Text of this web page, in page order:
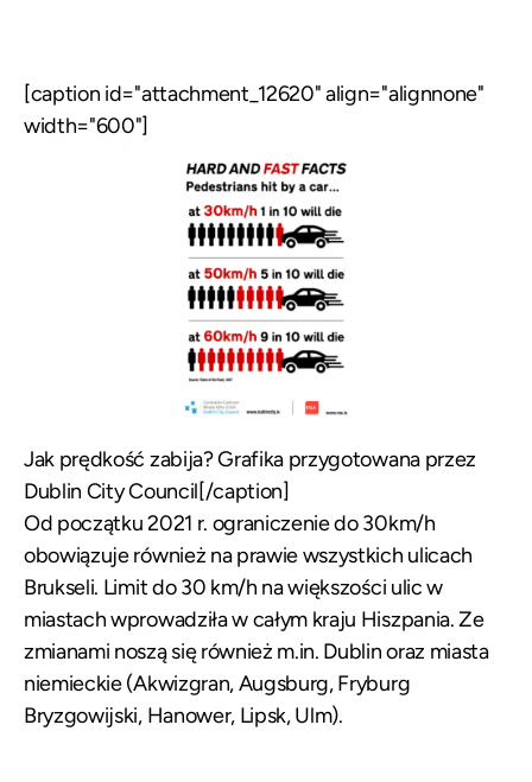
[caption id="attachment_12620" align="alignnone"
width="600"]
Jak prędkość zabija? Grafika przygotowana przez
Dublin City Council[/caption]
Od początku 2021 r. ograniczenie do 30km/h
obowiązuje również na prawie wszystkich ulicach
Brukseli. Limit do 30 km/h na większości ulic w
miastach wprowadziła w całym kraju Hiszpania.Ze
zmianami noszą się również m.in. Dublin oraz miasta
niemieckie(Akwizgran, Augsburg, Fryburg
Bryzgowijski, Hanower, Lipsk, Ulm).